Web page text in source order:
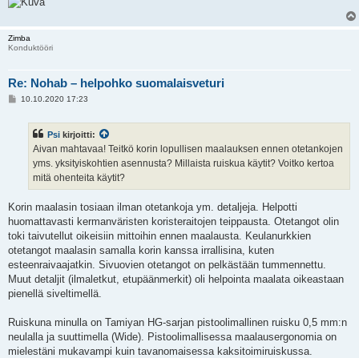
Zimba
Konduktööri
Re: Nohab – helpohko suomalaisveturi
V10.10.2020 17:23
Psi kirjoitti:
Aivan mahtavaa! Teitkö korin lopullisen maalauksen ennen otetankojen
yms. yksityiskohtien asennusta? Millaista ruiskua käytit? Voitko kertoa
mitä ohenteita käytit?
Korin maalasin tosiaan ilman otetankoja ym. detaljeja. Helpotti
huomattavasti kermanväristen koristeraitojen teippausta. Otetangot olin
toki taivutellut oikeisiin mittoihin ennen maalausta. Keulanurkkien
otetangot maalasin samalla korin kanssa irrallisina, kuten
esteenraivaajatkin. Sivuovien otetangot on pelkästään tummennettu.
Muut detaljit (ilmaletkut, etupäänmerkit) oli helpointa maalata oikeastaan
pienellä siveltimellä.
Ruiskuna minulla on Tamiyan HG-sarjan pistoolimallinen ruisku 0,5 mm:n
neulalla ja suuttimella (Wide). Pistoolimallisessa maalausergonomia on
mielestäni mukavampi kuin tavanomaisessa kaksitoimiruiskussa.